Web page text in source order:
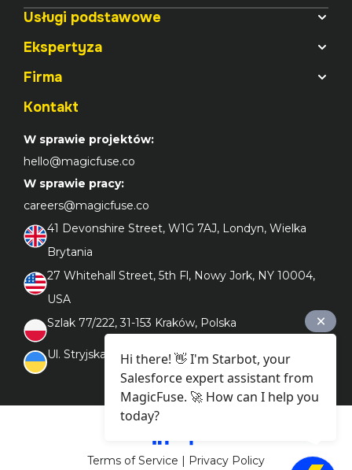
Usługi podstawowe
Ekspertyza
Firma
Kontakt
W sprawie projektów:
hello@magicfuse.co
W sprawie pracy:
careers@magicfuse.co
41 Devonshire Street, W1G 7AJ, Londyn, Wielka
Brytania
27 Whitehall Street, 5th Fl, Nowy Jork, NY 10004,
USA
Szlak 77/222, 31-153 Kraków, Polska
Ul. Stryjska 108, 79026 Lwów, Ukraina
Terms of Service | Privacy Policy
Hi there! 👋 I'm Starbot, your
Salesforce expert assistant from
MagicFuse. 🚀 How can I help you
today?